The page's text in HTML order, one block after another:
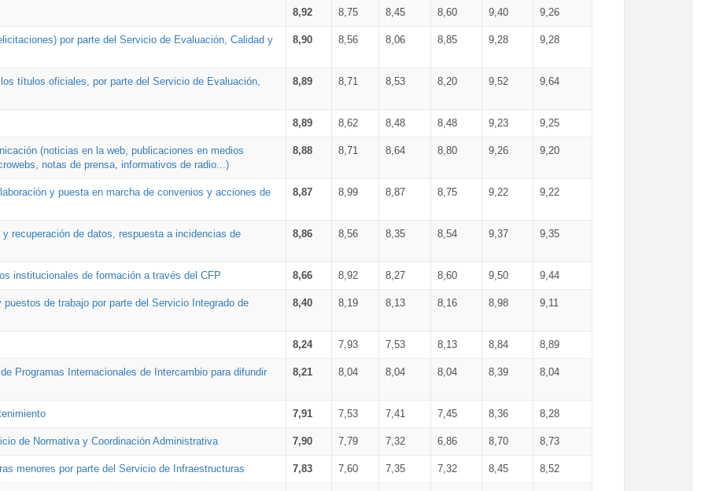
8,92 8,75 8,45 8,60 9,40 9,26
por parte del Servicio de Evaluación, Calidad y 8,90 8,56 8,06 8,85 9,28 9,28
títulos oficiales, por parte del Servicio de Evaluación, 8,89 8,71 8,53 8,20 9,52 9,64
8,89 8,62 8,48 8,48 9,23 9,25
(noticias en la web, publicaciones en medios
notas de prensa, informativos de radio...)
8,88 8,71 8,64 8,80 9,26 9,20
y puesta en marcha de convenios y acciones de 8,87 8,99 8,87 8,75 9,22 9,22
recuperación de datos, respuesta a incidencias de 8,86 8,56 8,35 8,54 9,37 9,35
institucionales de formación a través del CFP 8,66 8,92 8,27 8,60 9,50 9,44
de trabajo por parte del Servicio Integrado de 8,40 8,19 8,13 8,16 8,98 9,11
8,24 7,93 7,53 8,13 8,84 8,89
Programas Internacionales de Intercambio para difundir 8,21 8,04 8,04 8,04 8,39 8,04
7,91 7,53 7,41 7,45 8,36 8,28
de Normativa y Coordinación Administrativa 7,90 7,79 7,32 6,86 8,70 8,73
menores por parte del Servicio de Infraestructuras 7,83 7,60 7,35 7,32 8,45 8,52